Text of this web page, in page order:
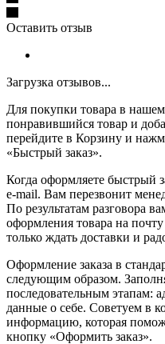
Оставить отзыв
Загрузка отзывов...
Для покупки товара в
понравившийся товар и
перейдите в Корзину и
«Быстрый заказ».
Когда оформляете быстрый
e-mail. Вам перезвонит
По результатам разговора
оформления товара на
только ждать доставки и
Оформление заказа в
следующим образом.
последовательным этапам:
данные о себе. Советуем в
информацию, которая
кнопку «Оформить заказ».